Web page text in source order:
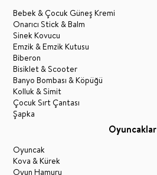
Bebek & Çocuk Güneş Kremi
Onarıcı Stick & Balm
Sinek Kovucu
Emzik & Emzik Kutusu
Biberon
Bisiklet & Scooter
Banyo Bombası & Köpüğü
Kolluk & Simit
Çocuk Sırt Çantası
Şapka
Oyuncaklar
Oyuncak
Kova & Kürek
Oyun Hamuru